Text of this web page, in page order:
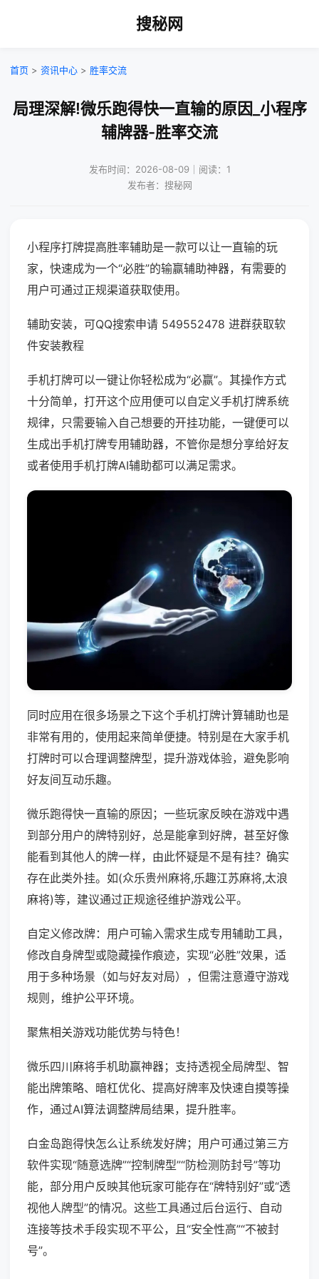
搜秘网
首页 > 资讯中心 > 胜率交流
局理深解!微乐跑得快一直输的原因_小程序
辅牌器-胜率交流
发布时间：2026-08-09｜阅读：1
发布者：搜秘网
小程序打牌提高胜率辅助是一款可以让一直输的玩
家，快速成为一个“必胜”的输赢辅助神器，有需要的
用户可通过正规渠道获取使用。
辅助安装，可QQ搜索申请 549552478 进群获取软
件安装教程
手机打牌可以一键让你轻松成为“必赢”。其操作方式
十分简单，打开这个应用便可以自定义手机打牌系统
规律，只需要输入自己想要的开挂功能，一键便可以
生成出手机打牌专用辅助器，不管你是想分享给好友
或者使用手机打牌AI辅助都可以满足需求。
同时应用在很多场景之下这个手机打牌计算辅助也是
非常有用的，使用起来简单便捷。特别是在大家手机
打牌时可以合理调整牌型，提升游戏体验，避免影响
好友间互动乐趣。
微乐跑得快一直输的原因；一些玩家反映在游戏中遇
到部分用户的牌特别好，总是能拿到好牌，甚至好像
能看到其他人的牌一样，由此怀疑是不是有挂？确实
存在此类外挂。如(众乐贵州麻将,乐趣江苏麻将,太浪
麻将)等，建议通过正规途径维护游戏公平。
自定义修改牌：用户可输入需求生成专用辅助工具，
修改自身牌型或隐藏操作痕迹，实现“必胜”效果，适
用于多种场景（如与好友对局），但需注意遵守游戏
规则，维护公平环境。
聚焦相关游戏功能优势与特色！
微乐四川麻将手机助赢神器；支持透视全局牌型、智
能出牌策略、暗杠优化、提高好牌率及快速自摸等操
作，通过AI算法调整牌局结果，提升胜率。
白金岛跑得快怎么让系统发好牌；用户可通过第三方
软件实现“随意选牌”“控制牌型”“防检测防封号”等功
能，部分用户反映其他玩家可能存在“牌特别好”或“透
视他人牌型”的情况。这些工具通过后台运行、自动
连接等技术手段实现不平公，且“安全性高”“不被封
号”。